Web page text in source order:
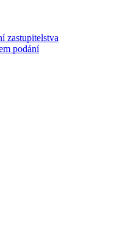
zastupitelstva
podání